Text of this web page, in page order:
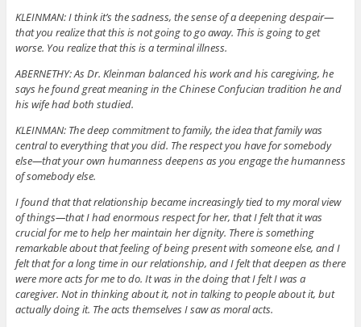
KLEINMAN: I think it’s the sadness, the sense of a deepening despair—
that you realize that this is not going to go away. This is going to get
worse. You realize that this is a terminal illness.
ABERNETHY: As Dr. Kleinman balanced his work and his caregiving, he
says he found great meaning in the Chinese Confucian tradition he and
his wife had both studied.
KLEINMAN: The deep commitment to family, the idea that family was
central to everything that you did. The respect you have for somebody
else—that your own humanness deepens as you engage the humanness
of somebody else.
I found that that relationship became increasingly tied to my moral view
of things—that I had enormous respect for her, that I felt that it was
crucial for me to help her maintain her dignity. There is something
remarkable about that feeling of being present with someone else, and I
felt that for a long time in our relationship, and I felt that deepen as there
were more acts for me to do. It was in the doing that I felt I was a
caregiver. Not in thinking about it, not in talking to people about it, but
actually doing it. The acts themselves I saw as moral acts.